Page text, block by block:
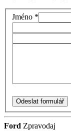
Jméno *
Odeslat formulář
Ford Zpravodaj